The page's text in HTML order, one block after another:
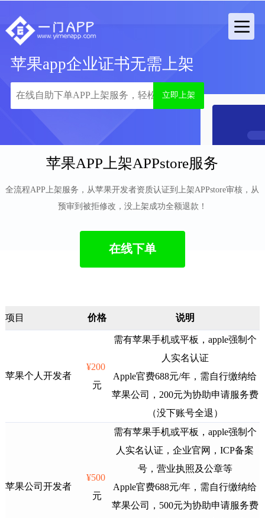
苹果app企业证书无需上架
立即上架
苹果APP上架APPstore服务
全流程APP上架服务，从苹果开发者资质认证到上架APPstore审核，从
预审到被拒修改，没上架成功全额退款！
在线下单
项目 价格 说明
苹果个人开发者
¥200
元
需有苹果手机或平板，apple强制个
人实名认证
Apple官费688元/年，需自行缴纳给
苹果公司，200元为协助申请服务费
（没下账号全退）
苹果公司开发者
¥500
元
需有苹果手机或平板，apple强制个
人实名认证，企业官网，ICP备案
号，营业执照及公章等
Apple官费688元/年，需自行缴纳给
苹果公司，500元为协助申请服务费